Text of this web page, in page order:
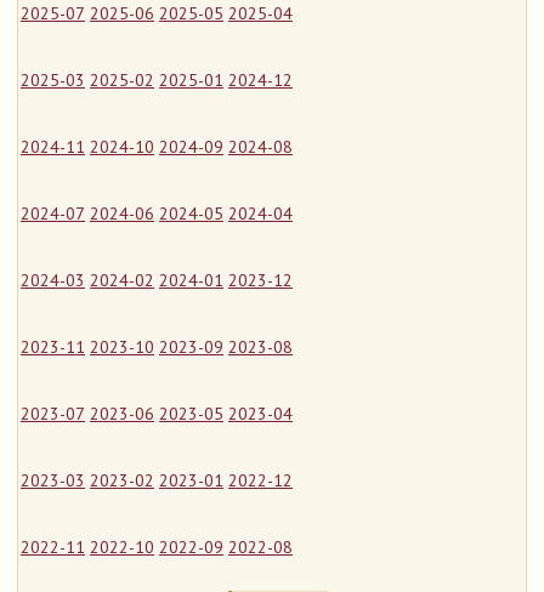
2025-07 2025-06 2025-05 2025-04
2025-03 2025-02 2025-01 2024-12
2024-11 2024-10 2024-09 2024-08
2024-07 2024-06 2024-05 2024-04
2024-03 2024-02 2024-01 2023-12
2023-11 2023-10 2023-09 2023-08
2023-07 2023-06 2023-05 2023-04
2023-03 2023-02 2023-01 2022-12
2022-11 2022-10 2022-09 2022-08